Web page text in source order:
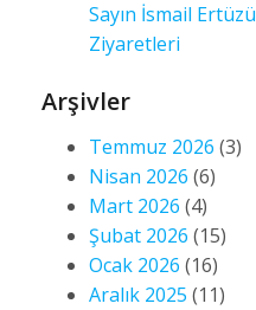
Sayın İsmail
Ziyaretleri
Arşivler
Temmuz 2026 (3)
Nisan 2026 (6)
Mart 2026 (4)
Şubat 2026 (15)
Ocak 2026 (16)
Aralık 2025 (11)